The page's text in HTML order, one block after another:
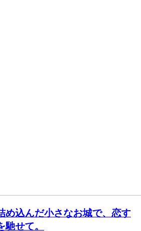
め込んだ小さなお城で、恋す
馳せて。